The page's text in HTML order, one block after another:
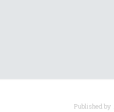
Published by